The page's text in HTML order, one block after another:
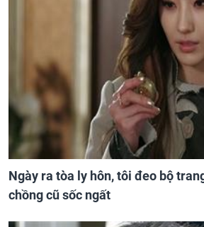
Ngày ra tòa ly hôn, tôi đeo bộ
chồng cũ sốc ngất